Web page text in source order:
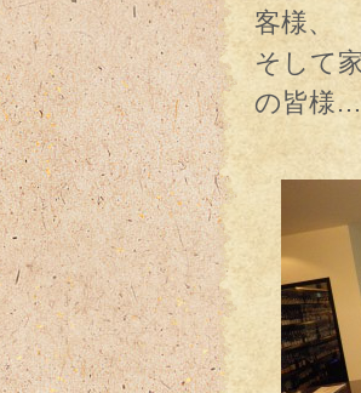
客様、
そして
の皆様
そし